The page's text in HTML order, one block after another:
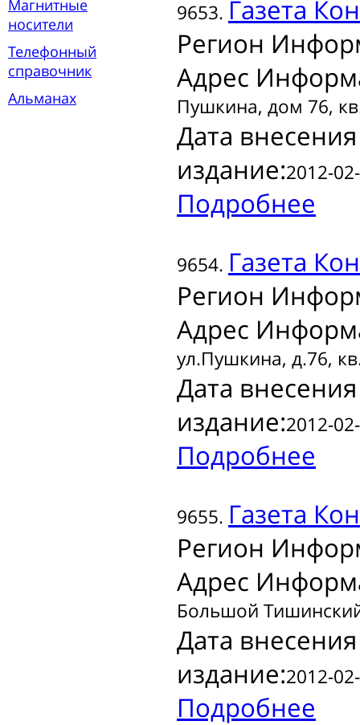
Магнитные
носители
Телефонный
справочник
Альманах
9653. Газета
Регион
Адрес
Пушкина, дом 76,
Дата
издание:2012-
Подробнее
9654. Газета
Регион
Адрес
ул.Пушкина, д.76,
Дата
издание:2012-
Подробнее
9655. Газета
Регион
Адрес
Большой
Дата
издание:2012-
Подробнее